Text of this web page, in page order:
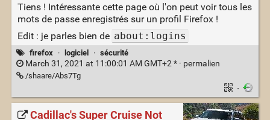
Tiens ! Intéressante cette page où l'on peut voir tous les
mots de passe enregistrés sur un profil Firefox !
Edit : je parles bien de about:logins
firefox · logiciel · sécurité
March 31, 2021 at 11:00:01 AM GMT+2 * · permalien
/shaare/Abs7Tg
·
Cadillac's Super Cruise Not